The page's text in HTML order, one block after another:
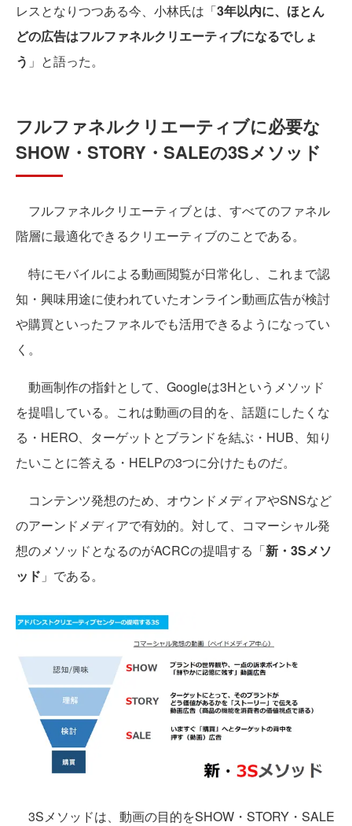
レスとなりつつある今、小林氏は「3年以内に、ほとん
どの広告はフルファネルクリエーティブになるでしょ
う 」と語った。
フルファネルクリエーティブに必要な
SHOW・STORY・SALEの3Sメソッド
フルファネルクリエーティブとは、すべてのファネル
階層に最適化できるクリエーティブのことである。
特にモバイルによる動画閲覧が日常化し、これまで認
知・興味用途に使われていたオンライン動画広告が検討
や購買といったファネルでも活用できるようになってい
く。
動画制作の指針として、Googleは3Hというメソッド
を提唱している。これは動画の目的を、話題にしたくな
る・HERO、ターゲットとブランドを結ぶ・HUB、知り
たいことに答える・HELPの3つに分けたものだ。
コンテンツ発想のため、オウンドメディアやSNSなど
のアーンドメディアで有効的。対して、コマーシャル発
想のメソッドとなるのがACRCの提唱する「新・3Sメソ
ッド 」である。
3Sメソッドは、動画の目的をSHOW・STORY・SALE